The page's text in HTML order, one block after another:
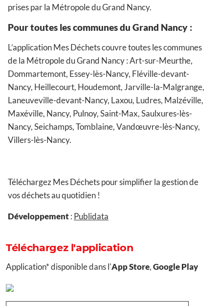
prises par la Métropole du Grand Nancy.
Pour toutes les communes du Grand Nancy :
L’application Mes Déchets couvre toutes les communes
de la Métropole du Grand Nancy : Art-sur-Meurthe,
Dommartemont, Essey-lès-Nancy, Fléville-devant-
Nancy, Heillecourt, Houdemont, Jarville-la-Malgrange,
Laneuveville-devant-Nancy, Laxou, Ludres, Malzéville,
Maxéville, Nancy, Pulnoy, Saint-Max, Saulxures-lès-
Nancy, Seichamps, Tomblaine, Vandœuvre-lès-Nancy,
Villers-lès-Nancy.
Téléchargez Mes Déchets pour simplifier la gestion de
vos déchets au quotidien !
Développement: Publidata
Téléchargez l'application
Application* disponible dans l'App Store,Google Play